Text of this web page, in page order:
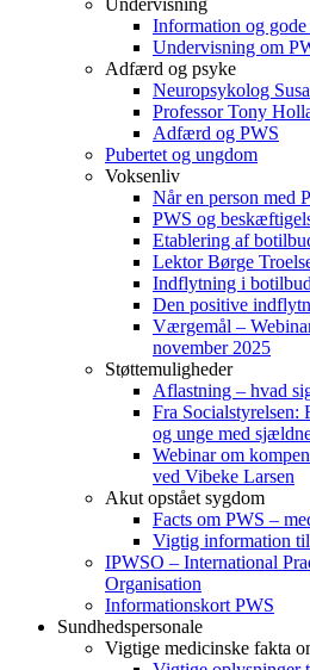
Undervisning
Information og
Undervisning om
Adfærd og psyke
Neuropsykolog
Professor Tony
Adfærd og PWS
Pubertet og ungdom
Voksenliv
Når en person med
PWS og
Etablering af
Lektor Børge
Indflytning i
Den positive
Værgemål –
november 2025
Støttemuligheder
Aflastning – hvad
Fra Socialstyrelsen:
og unge med
Webinar om
ved Vibeke Larsen
Akut opstået sygdom
Facts om PWS –
Vigtig information til
IPWSO – International
Organisation
Informationskort PWS
Sundhedspersonale
Vigtige medicinske fakta